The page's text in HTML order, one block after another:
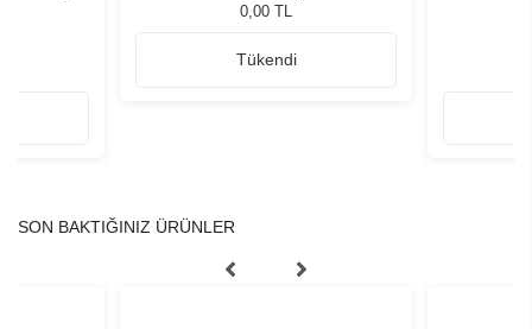
0,00 TL
Tükendi
SON BAKTIĞINIZ ÜRÜNLER